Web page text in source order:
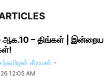
ஆக.10 – திங்கள் | இன்றைய
சீராமன் -
12:05 AM